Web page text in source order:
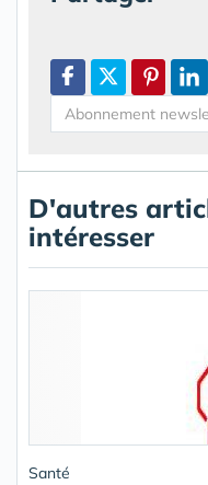
D'autres
intéresser
Santé